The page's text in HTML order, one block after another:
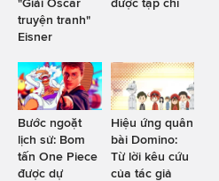
truyện tranh"
Eisner
Bước ngoặt
lịch sử: Bom
tấn One Piece
được dự
Hiệu ứng quân
bài Domino:
Từ lời kêu cứu
của tác giả